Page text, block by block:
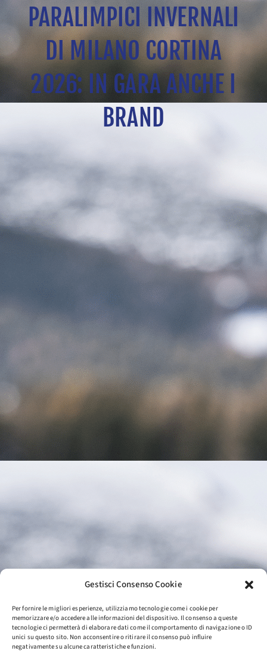
Gestisci Consenso Cookie
Per fornire le migliori esperienze, utilizziamo tecnologie come i cookie per
memorizzare e/o accedere alle informazioni del dispositivo. Il consenso a queste
tecnologie ci permetterà di elaborare dati come il comportamento di navigazione o ID
unici su questo sito. Non acconsentire o ritirare il consenso può influire
negativamente su alcune caratteristiche e funzioni.
PARALIMPICI INVERNALI
DI MILANO CORTINA
2026: IN GARA ANCHE I
BRAND